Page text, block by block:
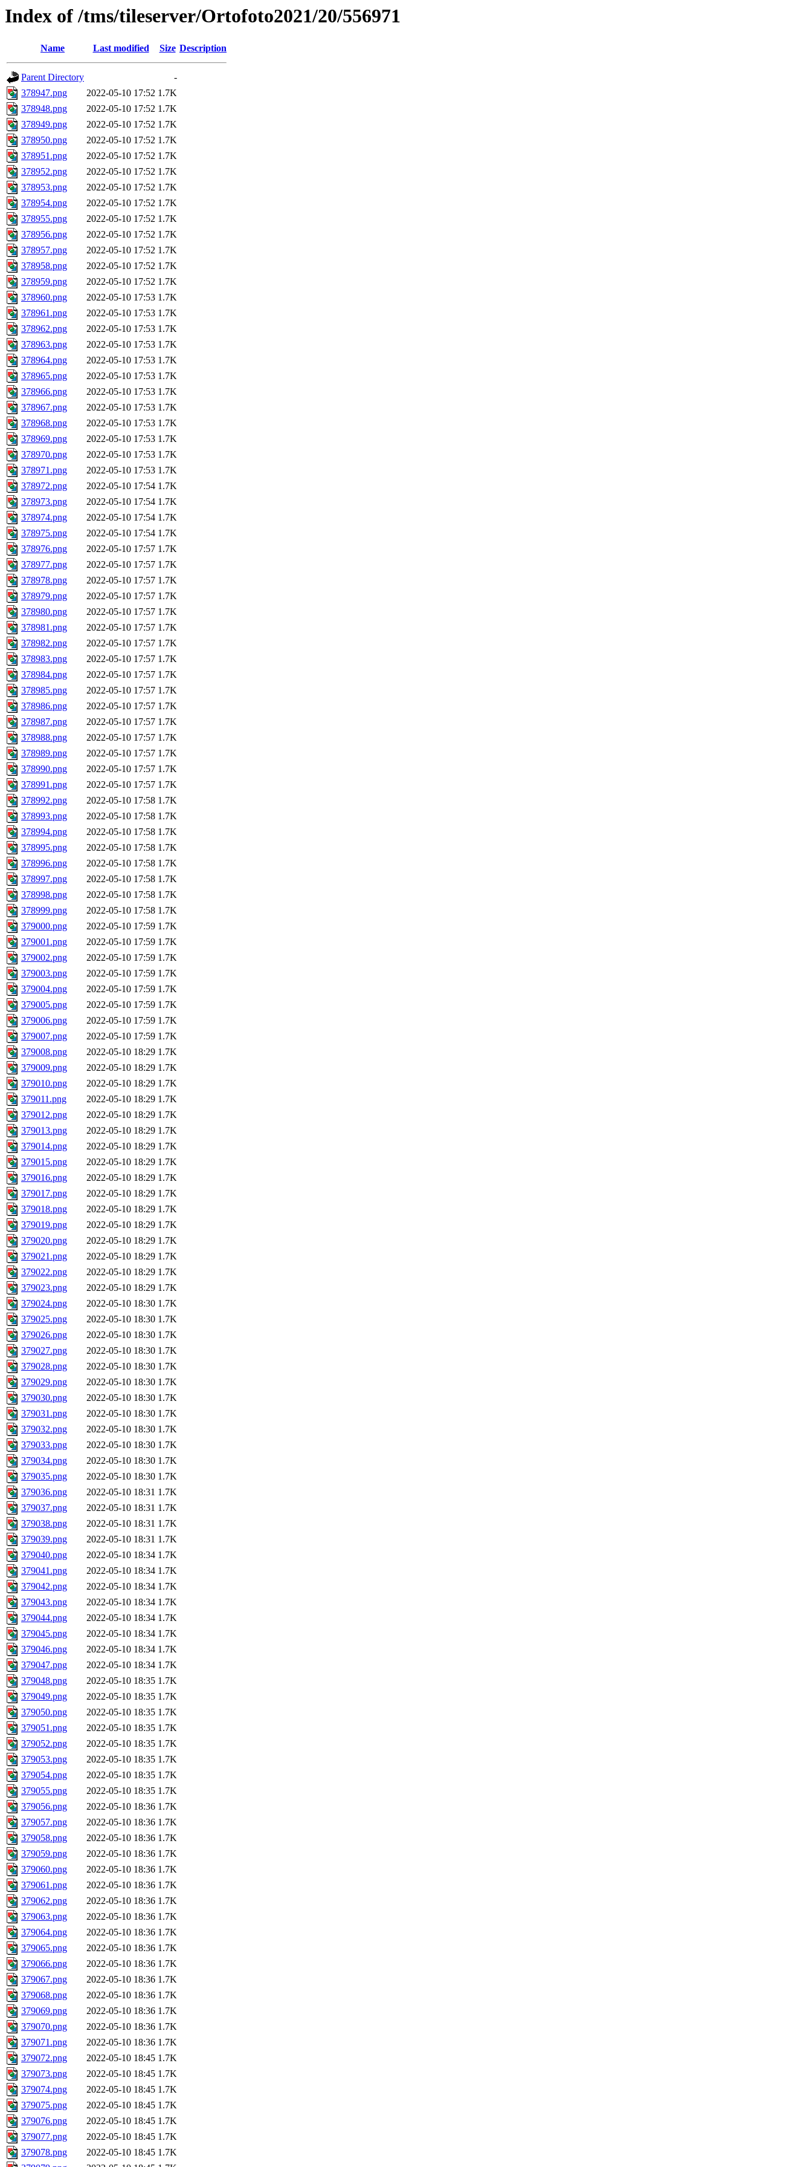
Index of /tms/tileserver/Ortofoto2021/20/556971
Name Last modified Size Description
Parent Directory
-
378947.png
2022-05-10 17:52 1.7K
378948.png
2022-05-10 17:52 1.7K
378949.png
2022-05-10 17:52 1.7K
378950.png
2022-05-10 17:52 1.7K
378951.png
2022-05-10 17:52 1.7K
378952.png
2022-05-10 17:52 1.7K
378953.png
2022-05-10 17:52 1.7K
378954.png
2022-05-10 17:52 1.7K
378955.png
2022-05-10 17:52 1.7K
378956.png
2022-05-10 17:52 1.7K
378957.png
2022-05-10 17:52 1.7K
378958.png
2022-05-10 17:52 1.7K
378959.png
2022-05-10 17:52 1.7K
378960.png
2022-05-10 17:53 1.7K
378961.png
2022-05-10 17:53 1.7K
378962.png
2022-05-10 17:53 1.7K
378963.png
2022-05-10 17:53 1.7K
378964.png
2022-05-10 17:53 1.7K
378965.png
2022-05-10 17:53 1.7K
378966.png
2022-05-10 17:53 1.7K
378967.png
2022-05-10 17:53 1.7K
378968.png
2022-05-10 17:53 1.7K
378969.png
2022-05-10 17:53 1.7K
378970.png
2022-05-10 17:53 1.7K
378971.png
2022-05-10 17:53 1.7K
378972.png
2022-05-10 17:54 1.7K
378973.png
2022-05-10 17:54 1.7K
378974.png
2022-05-10 17:54 1.7K
378975.png
2022-05-10 17:54 1.7K
378976.png
2022-05-10 17:57 1.7K
378977.png
2022-05-10 17:57 1.7K
378978.png
2022-05-10 17:57 1.7K
378979.png
2022-05-10 17:57 1.7K
378980.png
2022-05-10 17:57 1.7K
378981.png
2022-05-10 17:57 1.7K
378982.png
2022-05-10 17:57 1.7K
378983.png
2022-05-10 17:57 1.7K
378984.png
2022-05-10 17:57 1.7K
378985.png
2022-05-10 17:57 1.7K
378986.png
2022-05-10 17:57 1.7K
378987.png
2022-05-10 17:57 1.7K
378988.png
2022-05-10 17:57 1.7K
378989.png
2022-05-10 17:57 1.7K
378990.png
2022-05-10 17:57 1.7K
378991.png
2022-05-10 17:57 1.7K
378992.png
2022-05-10 17:58 1.7K
378993.png
2022-05-10 17:58 1.7K
378994.png
2022-05-10 17:58 1.7K
378995.png
2022-05-10 17:58 1.7K
378996.png
2022-05-10 17:58 1.7K
378997.png
2022-05-10 17:58 1.7K
378998.png
2022-05-10 17:58 1.7K
378999.png
2022-05-10 17:58 1.7K
379000.png
2022-05-10 17:59 1.7K
379001.png
2022-05-10 17:59 1.7K
379002.png
2022-05-10 17:59 1.7K
379003.png
2022-05-10 17:59 1.7K
379004.png
2022-05-10 17:59 1.7K
379005.png
2022-05-10 17:59 1.7K
379006.png
2022-05-10 17:59 1.7K
379007.png
2022-05-10 17:59 1.7K
379008.png
2022-05-10 18:29 1.7K
379009.png
2022-05-10 18:29 1.7K
379010.png
2022-05-10 18:29 1.7K
379011.png
2022-05-10 18:29 1.7K
379012.png
2022-05-10 18:29 1.7K
379013.png
2022-05-10 18:29 1.7K
379014.png
2022-05-10 18:29 1.7K
379015.png
2022-05-10 18:29 1.7K
379016.png
2022-05-10 18:29 1.7K
379017.png
2022-05-10 18:29 1.7K
379018.png
2022-05-10 18:29 1.7K
379019.png
2022-05-10 18:29 1.7K
379020.png
2022-05-10 18:29 1.7K
379021.png
2022-05-10 18:29 1.7K
379022.png
2022-05-10 18:29 1.7K
379023.png
2022-05-10 18:29 1.7K
379024.png
2022-05-10 18:30 1.7K
379025.png
2022-05-10 18:30 1.7K
379026.png
2022-05-10 18:30 1.7K
379027.png
2022-05-10 18:30 1.7K
379028.png
2022-05-10 18:30 1.7K
379029.png
2022-05-10 18:30 1.7K
379030.png
2022-05-10 18:30 1.7K
379031.png
2022-05-10 18:30 1.7K
379032.png
2022-05-10 18:30 1.7K
379033.png
2022-05-10 18:30 1.7K
379034.png
2022-05-10 18:30 1.7K
379035.png
2022-05-10 18:30 1.7K
379036.png
2022-05-10 18:31 1.7K
379037.png
2022-05-10 18:31 1.7K
379038.png
2022-05-10 18:31 1.7K
379039.png
2022-05-10 18:31 1.7K
379040.png
2022-05-10 18:34 1.7K
379041.png
2022-05-10 18:34 1.7K
379042.png
2022-05-10 18:34 1.7K
379043.png
2022-05-10 18:34 1.7K
379044.png
2022-05-10 18:34 1.7K
379045.png
2022-05-10 18:34 1.7K
379046.png
2022-05-10 18:34 1.7K
379047.png
2022-05-10 18:34 1.7K
379048.png
2022-05-10 18:35 1.7K
379049.png
2022-05-10 18:35 1.7K
379050.png
2022-05-10 18:35 1.7K
379051.png
2022-05-10 18:35 1.7K
379052.png
2022-05-10 18:35 1.7K
379053.png
2022-05-10 18:35 1.7K
379054.png
2022-05-10 18:35 1.7K
379055.png
2022-05-10 18:35 1.7K
379056.png
2022-05-10 18:36 1.7K
379057.png
2022-05-10 18:36 1.7K
379058.png
2022-05-10 18:36 1.7K
379059.png
2022-05-10 18:36 1.7K
379060.png
2022-05-10 18:36 1.7K
379061.png
2022-05-10 18:36 1.7K
379062.png
2022-05-10 18:36 1.7K
379063.png
2022-05-10 18:36 1.7K
379064.png
2022-05-10 18:36 1.7K
379065.png
2022-05-10 18:36 1.7K
379066.png
2022-05-10 18:36 1.7K
379067.png
2022-05-10 18:36 1.7K
379068.png
2022-05-10 18:36 1.7K
379069.png
2022-05-10 18:36 1.7K
379070.png
2022-05-10 18:36 1.7K
379071.png
2022-05-10 18:36 1.7K
379072.png
2022-05-10 18:45 1.7K
379073.png
2022-05-10 18:45 1.7K
379074.png
2022-05-10 18:45 1.7K
379075.png
2022-05-10 18:45 1.7K
379076.png
2022-05-10 18:45 1.7K
379077.png
2022-05-10 18:45 1.7K
379078.png
2022-05-10 18:45 1.7K